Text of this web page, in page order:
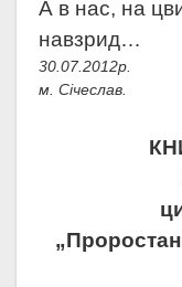
А в нас, на
навзрид…
30.07.2012р.
м. Січеслав.